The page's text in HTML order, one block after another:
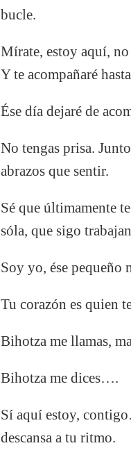
bucle.
Mírate, estoy aquí, no
Y te acompañaré
Ése día dejaré de
No tengas prisa.
abrazos que sentir.
Sé que últimamente
sóla, que sigo
Soy yo, ése pequeño
Tu corazón es quien
Bihotza me llamas,
Bihotza me dices….
Sí aquí estoy,
descansa a tu ritmo.